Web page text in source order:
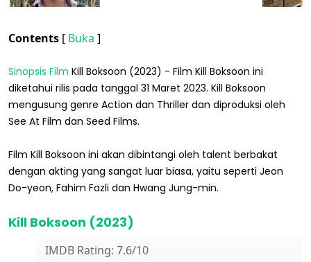
Contents [ Buka ]
Sinopsis Film Kill Boksoon (2023) - Film Kill Boksoon ini
diketahui rilis pada tanggal 31 Maret 2023. Kill Boksoon
mengusung genre Action dan Thriller dan diproduksi oleh
See At Film dan Seed Films.
Film Kill Boksoon ini akan dibintangi oleh talent berbakat
dengan akting yang sangat luar biasa, yaitu seperti Jeon
Do-yeon, Fahim Fazli dan Hwang Jung-min.
Kill Boksoon (2023)
IMDB Rating: 7.6/10